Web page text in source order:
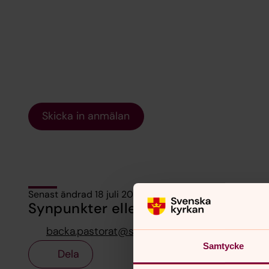
Samtycke
Skicka in anmälan
Senast ändrad 18 juli 2025
Synpunkter eller frågor på sidans
backa.pastorat@svenskakyrkan.se
Dela